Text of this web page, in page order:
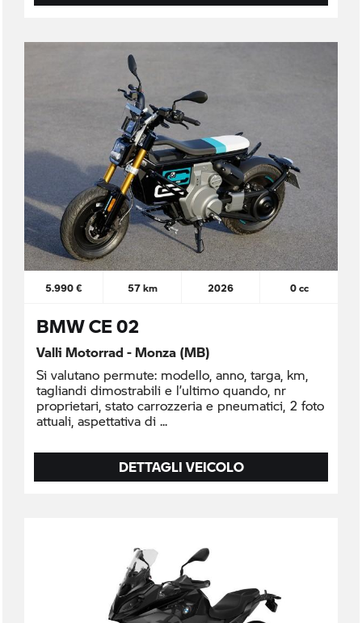
5.990 € 57 km 2026 0 cc
BMW CE 02
Valli Motorrad - Monza (MB)
Si valutano permute: modello, anno, targa, km,
tagliandi dimostrabili e l’ultimo quando, nr
proprietari, stato carrozzeria e pneumatici, 2 foto
attuali, aspettativa di
DETTAGLI VEICOLO